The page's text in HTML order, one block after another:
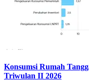
Konsumsi Rumah
Triwulan II 2026